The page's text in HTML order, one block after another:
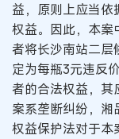
益，原则上应当依
权益。因此，本案
者将长沙南站二
定为每瓶3元违反
者的合法权益，
案系垄断纠纷，湘
权益保护法对于本